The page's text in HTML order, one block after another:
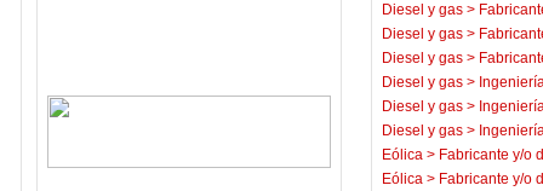
Diesel y gas >
Diesel y gas >
Diesel y gas >
Diesel y gas >
Diesel y gas >
Diesel y gas >
Eólica > Fabricante y/o
Eólica > Fabricante y/o